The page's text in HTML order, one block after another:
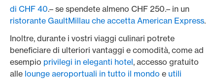
di CHF 40.– se spendete almeno CHF 250.– in un
ristorante GaultMillau che accetta American Express.
Inoltre, durante i vostri viaggi culinari potrete
beneficiare di ulteriori vantaggi e comodità, come ad
esempio privilegi in eleganti hotel, accesso gratuito
alle lounge aeroportuali in tutto il mondo e utili